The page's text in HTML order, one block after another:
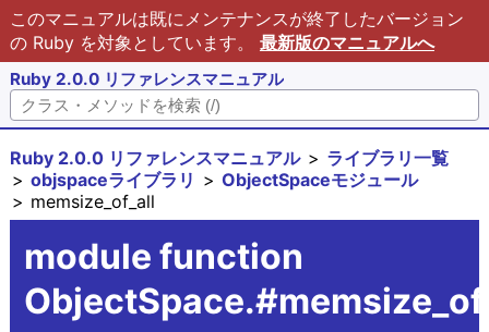
このマニュアルは既にメンテナンスが終了したバージョン
の Ruby を対象としています。 最新版のマニュアルへ
Ruby 2.0.0 リファレンスマニュアル
Ruby 2.0.0 リファレンスマニュアル
ライブラリ一覧
objspaceライブラリ
ObjectSpaceモジュール
memsize_of_all
module function